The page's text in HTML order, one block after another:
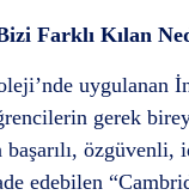
Farklı Kılan
uygulanan
gerek
başarılı, özgüvenli,
edebilen